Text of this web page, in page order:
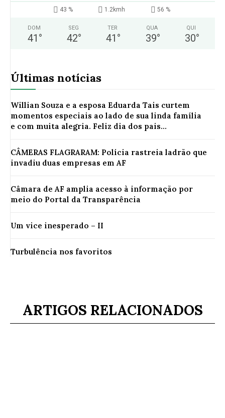
43 % 1.2kmh 56 %
DOM
41 °
SEG
42°
TER
41 °
QUA
39°
QUI
30°
Últimas notícias
Willian Souza e a esposa Eduarda Tais curtem
momentos especiais ao lado de sua linda família
e com muita alegria. Feliz dia dos pais...
CÂMERAS FLAGRARAM: Polícia rastreia ladrão que
invadiu duas empresas em AF
Câmara de AF amplia acesso à informação por
meio do Portal da Transparência
Um vice inesperado – II
Turbulência nos favoritos
ARTIGOS RELACIONADOS